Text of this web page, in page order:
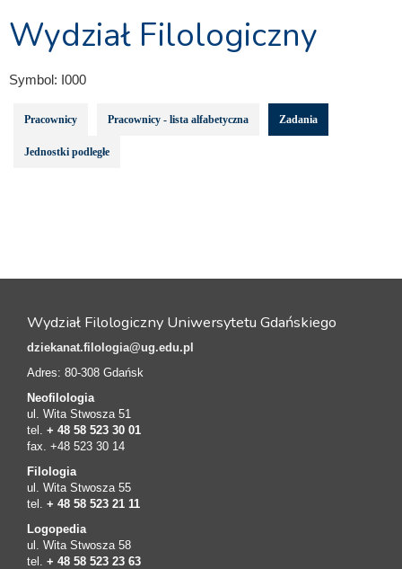
Wydział Filologiczny
Symbol: I000
Pracownicy Pracownicy - lista alfabetyczna Zadania
Jednostki podległe
Wydział Filologiczny Uniwersytetu Gdańskiego
dziekanat.filologia@ug.edu.pl
Adres: 80-308 Gdańsk
Neofilologia
ul. Wita Stwosza 51
tel. + 48 58 523 30 01
fax. +48 523 30 14
Filologia
ul. Wita Stwosza 55
tel. + 48 58 523 21 11
Logopedia
ul. Wita Stwosza 58
tel. + 48 58 523 23 63